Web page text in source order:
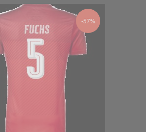
-57%